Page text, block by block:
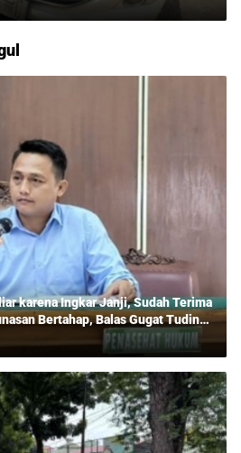
karena Ingkar Janji, Sudah Terima
Bertahap, Balas Gugat Tuding